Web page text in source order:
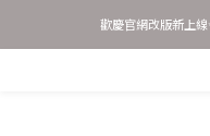
歡慶官網改版新上
歡慶官網改版新上
新會員 立即輸入優惠